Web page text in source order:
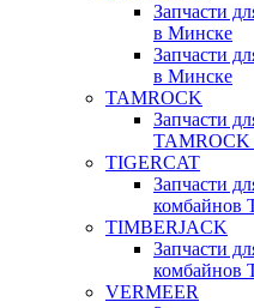
Запчасти
в Минске
Запчасти
в Минске
TAMROCK
Запчасти
TIGERCAT
Запчасти
комбайнов
TIMBERJACK
Запчасти
комбайнов
VERMEER